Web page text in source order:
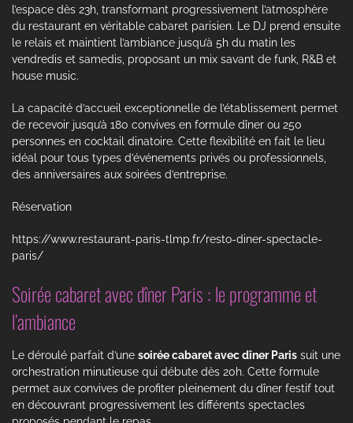
l’espace dès 23h, transformant progressivement l’atmosphère
du restaurant en véritable cabaret parisien. Le DJ prend ensuite
le relais et maintient l’ambiance jusqu’à 5h du matin les
vendredis et samedis, proposant un mix savant de funk, R&B et
house music.
La capacité d’accueil exceptionnelle de l’établissement permet
de recevoir jusqu’à 180 convives en formule dîner ou 250
personnes en cocktail dinatoire. Cette flexibilité en fait le lieu
idéal pour tous types d’événements privés ou professionnels,
des anniversaires aux soirées d’entreprise.
Réservation
https://www.restaurant-paris-tlmp.fr/resto-diner-spectacle-
paris/
Soirée cabaret avec dîner Paris : le programme et
l’ambiance
Le déroulé parfait d’une soirée cabaret avec dîner Paris suit une
orchestration minutieuse qui débute dès 20h. Cette formule
permet aux convives de profiter pleinement du dîner festif tout
en découvrant progressivement les différents spectacles